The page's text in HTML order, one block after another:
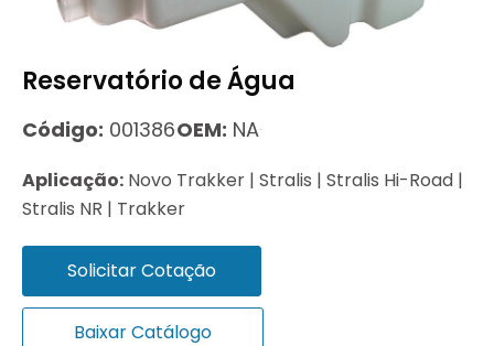
Reservatório de Água
Código: 001386OEM: NA
Aplicação: Novo Trakker | Stralis | Stralis Hi-Road |
Stralis NR | Trakker
Solicitar Cotação
Baixar Catálogo